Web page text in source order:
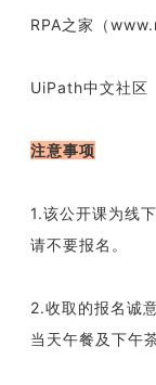
RPA之家（
UiPath中文社
注意事项
1.该公开课为线
请不要报名。
2.收取的报名诚
当天午餐及下午